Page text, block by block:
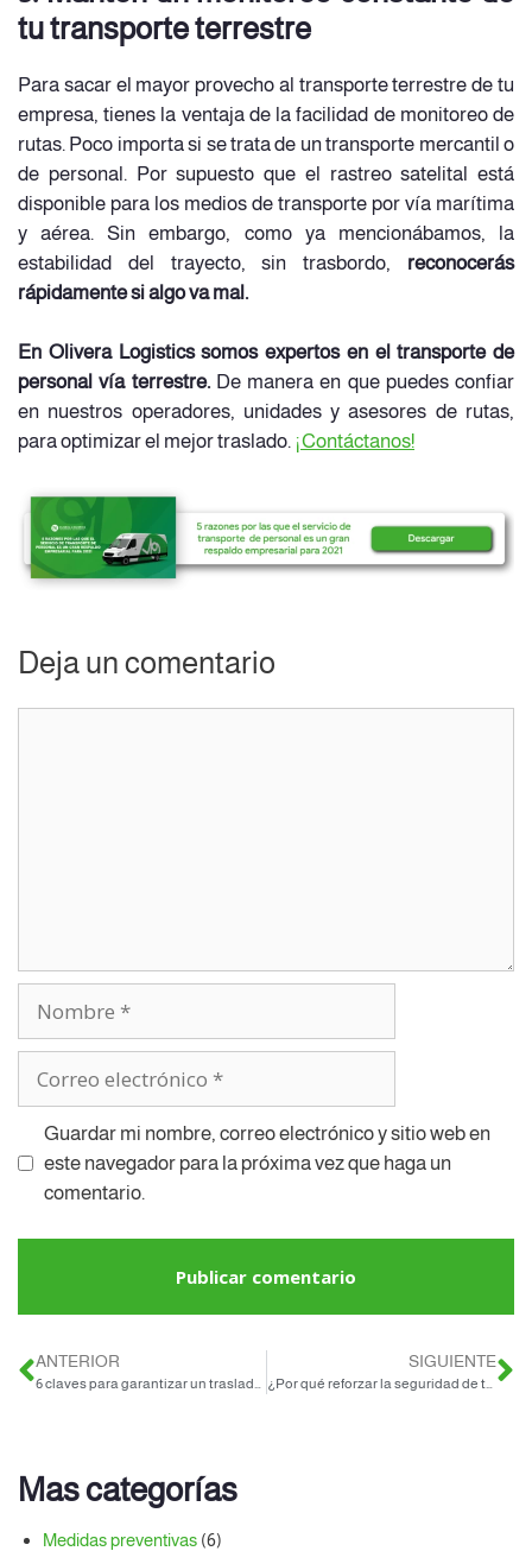
tu transporte terrestre
Para sacar el mayor provecho al transporte terrestre de tu
empresa, tienes la ventaja de la facilidad de monitoreo de
rutas. Poco importa si se trata de un transporte mercantil o
de personal. Por supuesto que el rastreo satelital está
disponible para los medios de transporte por vía marítima
y aérea. Sin embargo, como ya mencionábamos, la
estabilidad del trayecto, sin trasbordo, reconocerás
rápidamente si algo va mal.
En Olivera Logistics somos expertos en el transporte de
personal vía terrestre.De manera en que puedes confiar
en nuestros operadores, unidades y asesores de rutas,
para optimizar el mejor traslado. ¡Contáctanos!
Deja un comentario
Guardar mi nombre, correo electrónico y sitio web en
este navegador para la próxima vez que haga un
comentario.
ANTERIOR SIGUIENTE
¿Por qué reforzar la seguridad de transporte para tu persona?
Mas categorías
Medidas preventivas(6)